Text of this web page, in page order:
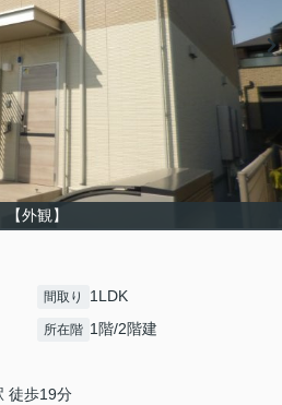
【外観】
間取り 1LDK
所在階 1階/2階建
徒歩19分